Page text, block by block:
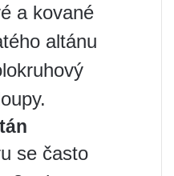
a kované
altánu
se často